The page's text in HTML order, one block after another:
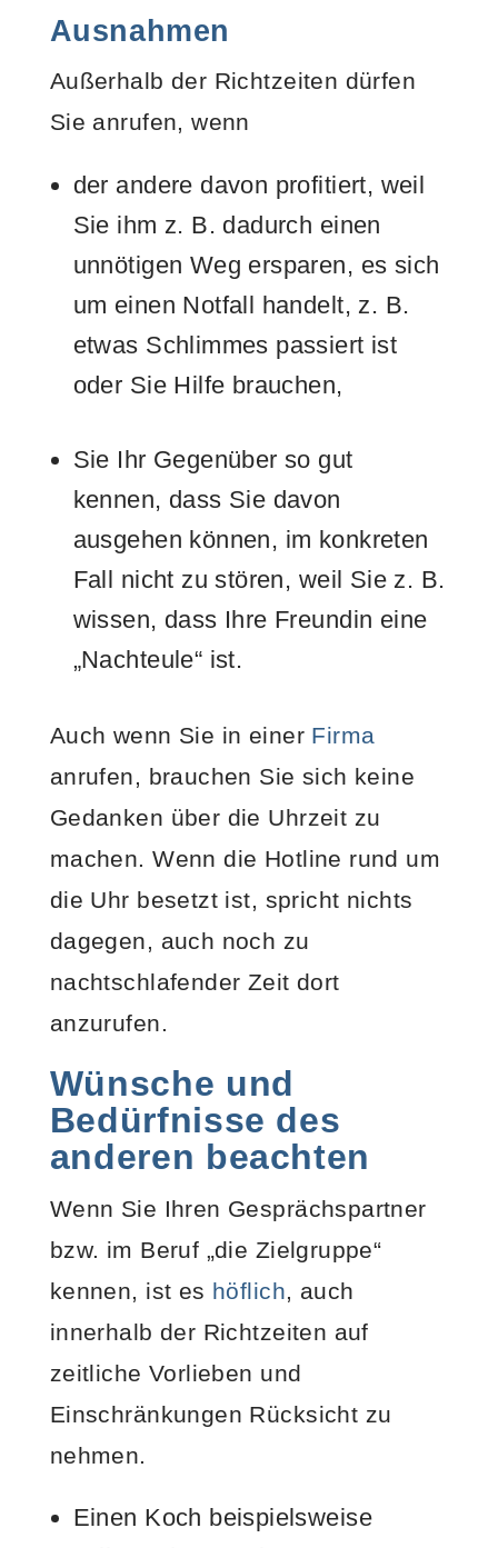
Ausnahmen
Außerhalb der Richtzeiten dürfen
Sie anrufen, wenn
der andere davon profitiert, weil
Sie ihm z. B. dadurch einen
unnötigen Weg ersparen, es sich
um einen Notfall handelt, z. B.
etwas Schlimmes passiert ist
oder Sie Hilfe brauchen,
Sie Ihr Gegenüber so gut
kennen, dass Sie davon
ausgehen können, im konkreten
Fall nicht zu stören, weil Sie z. B.
wissen, dass Ihre Freundin eine
„Nachteule“ ist.
Auch wenn Sie in einer Firma
anrufen, brauchen Sie sich keine
Gedanken über die Uhrzeit zu
machen. Wenn die Hotline rund um
die Uhr besetzt ist, spricht nichts
dagegen, auch noch zu
nachtschlafender Zeit dort
anzurufen.
Wünsche und
Bedürfnisse des
anderen beachten
Wenn Sie Ihren Gesprächspartner
bzw. im Beruf „die Zielgruppe“
kennen, ist es höflich , auch
innerhalb der Richtzeiten auf
zeitliche Vorlieben und
Einschränkungen Rücksicht zu
nehmen.
Einen Koch beispielsweise